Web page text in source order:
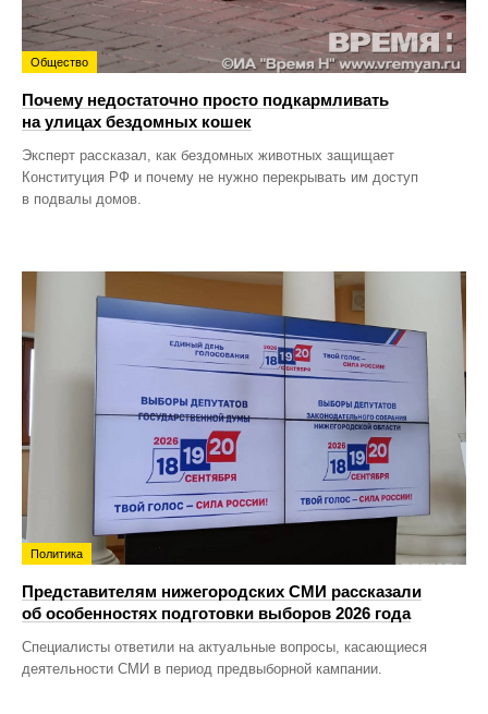
Общество
Почему недостаточно просто подкармливать
на улицах бездомных кошек
Эксперт рассказал, как бездомных животных защищает
Конституция РФ и почему не нужно перекрывать им доступ
в подвалы домов.
Политика
Представителям нижегородских СМИ рассказали
об особенностях подготовки выборов 2026 года
Специалисты ответили на актуальные вопросы, касающиеся
деятельности СМИ в период предвыборной кампании.